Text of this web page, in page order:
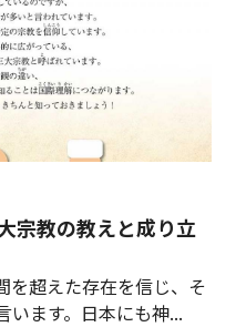
教の教えと成り立
を超えた存在を信じ、そ
います。日本にも神...